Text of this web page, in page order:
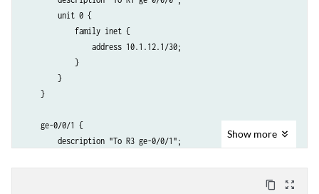
        unit 0 {
            family inet {
                address 10.1.12.1/30;
            }
        }
    }
    ge-0/0/1 {
        description "To R3 ge-0/0/1";
Show more
content_copy zoom_out_map